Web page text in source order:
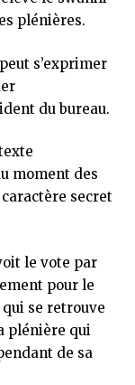
plénières.
s’exprimer
du bureau.
moment des
secret
le vote par
pour le
se retrouve
plénière qui
de sa